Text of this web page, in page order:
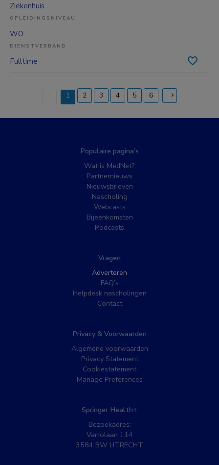
Ziekenhuis
OPLEIDINGSNIVEAU
WO
DIENSTVERBAND
Fulltime
1
(current)
2 3 4 5 6
Populaire pagina’s
Wat is MedNet?
Partnernieuws
Nieuwsbrieven
Nascholing
Webcasts
Bijeenkomsten
Podcasts
Vragen
Adverteren
FAQ’s
Helpdesk nascholingen
Contact
Privacy & Voorwaarden
Algemene voorwaarden
Privacy Statement
Cookiestatement
Manage Preferences
Springer Health+
Bezoekadres:
Varrolaan 114
3584 BW UTRECHT